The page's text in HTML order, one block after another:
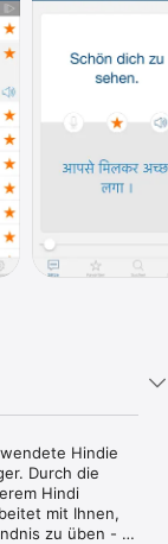
Hindie
Durch die
Hindi
mit Ihnen,
zu üben -